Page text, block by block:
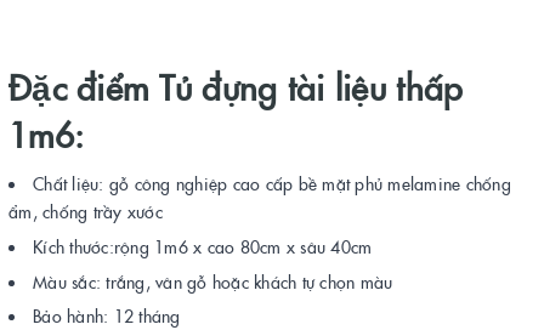
Đặc điểm Tủ đựng tài liệu thấp
1m6:
Chất liệu: gỗ công nghiệp cao cấp bề mặt phủ melamine chống
ẩm, chống trầy xước
Kích thước:rộng 1m6 x cao 80cm x sâu 40cm
Màu sắc: trắng, vân gỗ hoặc khách tự chọn màu
Bảo hành: 12 tháng